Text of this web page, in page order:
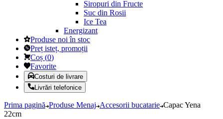
Siropuri din Fructe
Suc din Rosii
Ice Tea
Energizant
Produse noi în stoc
Preț isteț, promoții
Coș (0)
Favorite
Costuri de livrare
Livrări telefonice
Prima pagină Produse Menaj Accesorii bucatarie Capac Yena
22cm